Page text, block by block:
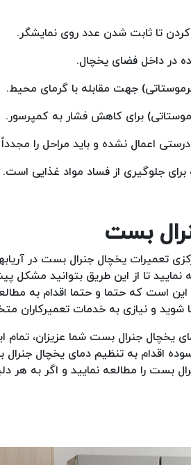
تا ثابت شدن عدد روی نمایشگر.
در داخل فضای یخچال.
جهت مقابله با گرمای محیط.
برای کاهش فشار به کمپرسور.
اعمال نشده و باید مراحل را مجدداً
جلوگیری از فساد مواد غذایی است.
تعمیرات یخچال جنرال بست در
تا از این طریق بتوانید مشکل
است که حتما و حتما اقدام به
و نیازی به خدمات تعمیرکاران
یخچال جنرال بست شما عزیزان،
اقدام به تنظیم دمای یخچال
بست را مطالعه نمایید و اگر به هر